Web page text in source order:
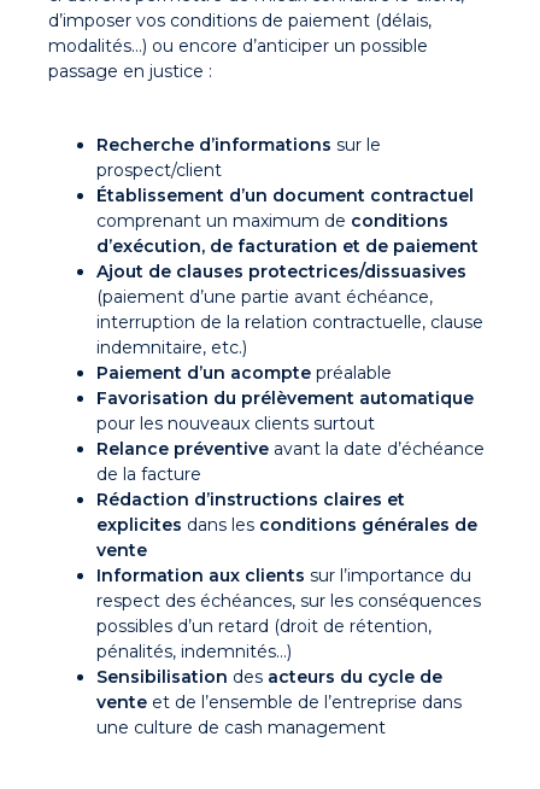
d’imposer vos conditions de paiement (délais,
modalités…) ou encore d’anticiper un possible
passage en justice :
Recherche d’informations sur le
prospect/client
Établissement d’un document contractuel
comprenant un maximum de conditions
d’exécution, de facturation et de paiement
Ajout de clauses protectrices/dissuasives
(paiement d’une partie avant échéance,
interruption de la relation contractuelle, clause
indemnitaire, etc.)
Paiement d’un acompte préalable
Favorisation du prélèvement automatique
pour les nouveaux clients surtout
Relance préventive avant la date d’échéance
de la facture
Rédaction d’instructions claires et
explicites dans les conditions générales de
vente
Information aux clients sur l’importance du
respect des échéances, sur les conséquences
possibles d’un retard (droit de rétention,
pénalités, indemnités…)
Sensibilisation des acteurs du cycle de
vente et de l’ensemble de l’entreprise dans
une culture de cash management